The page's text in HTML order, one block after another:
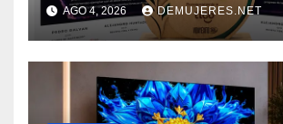
“SOSTENIBILIDAD
NUEVO NORTE 2026”
REVISTA VIDA Y
EVENTO
AGO 4, 2026 DEMUJERES.NET